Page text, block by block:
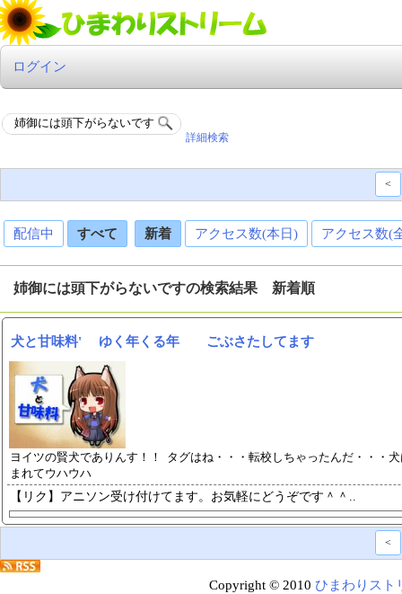
ログイン
詳細検索
<
配信中 すべて 新着 アクセス数(本日) アクセス数(
姉御には頭下がらないですの検索結果 新着順
犬と甘味料' ゆく年くる年 ごぶさたしてます
ヨイツの賢犬でありんす！！ タグはね・・・転校しちゃったんだ・・・
まれてウハウハ
【リク】アニソン受け付けてます。 お気軽にどうぞです＾＾..
<
Copyright © 2010 ひまわりスト